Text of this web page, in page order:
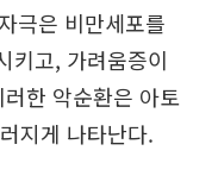
극은 비만세포를
키고, 가려움증이
한 악순환은 아토
지게 나타난다.